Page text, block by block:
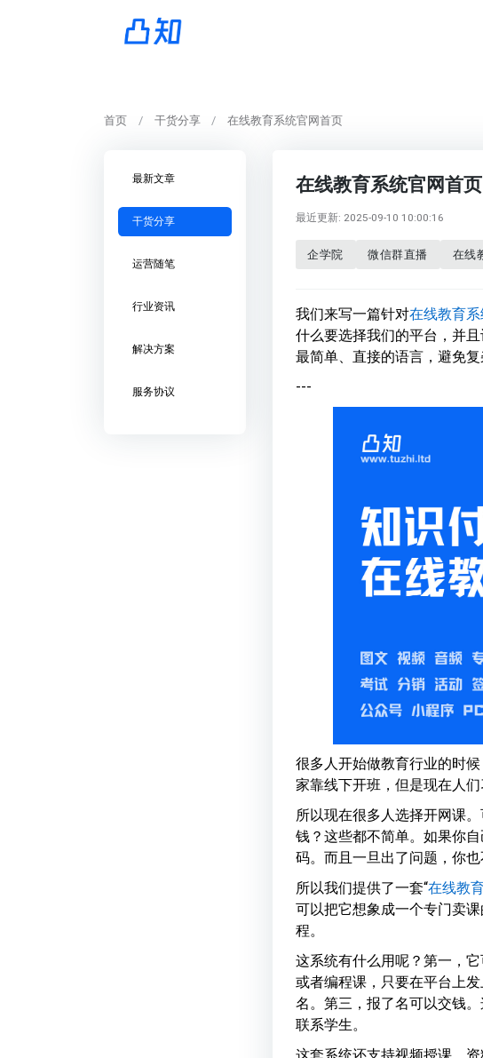
首页 干货分享 在线教育系统官网首页
最新文章
干货分享
运营随笔
行业资讯
解决方案
服务协议
在线教育系统官网首页
最近更新: 2025-09-10 10:00:16
企学院 微信群直播 在线
我们来写一篇针对在线教育系
什么要选择我们的平台，并
最简单、直接的语言，避免复
---
很多人开始做教育行业的时
家靠线下开班，但是现在人
所以现在很多人选择开网课
钱？这些都不简单。如果你
码。而且一旦出了问题，你也
所以我们提供了一套“在线教
可以把它想象成一个专门卖
程。
这系统有什么用呢？第一，
或者编程课，只要在平台上
名。第三，报了名可以交钱
联系学生。
这套系统还支持视频授课、